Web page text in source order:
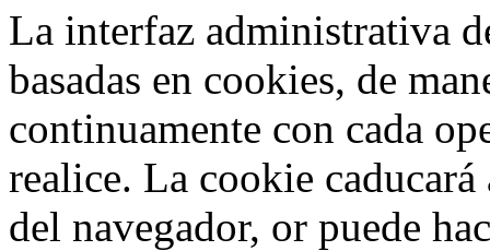
La interfaz administrativa
basadas en cookies, de
continuamente con cada
realice. La cookie
del navegador, or puede